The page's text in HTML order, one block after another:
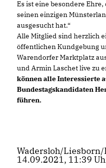
Es ist eine besondere
seinen einzigen
ausgesucht hat.“
Alle Mitglied sind herzlich
öffentlichen Kundgebung
Warendorfer Marktplatz
und Armin Laschet live zu
können alle Interessierte
Bundestagskandidaten
führen.
Wadersloh/Liesborn/
14.09.2021, 11:39